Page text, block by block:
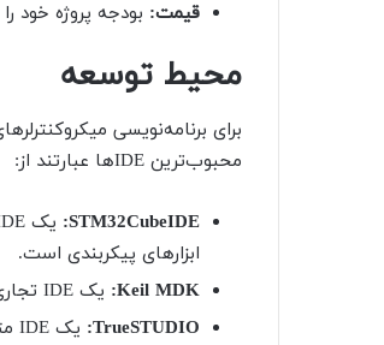
قیمت: بودجه پروژه خود
محیط توسعه
محبوب‌ترین IDE‌ها عبارتند از:
STM32CubeIDE
:
ابزارهای پیکربندی است.
Keil MDK
: یک IDE تجاری با امکانات پیشرفته و پشتیبانی از طیف وسیعی از میکروکنترلرها است.
TrueSTUDIO
: